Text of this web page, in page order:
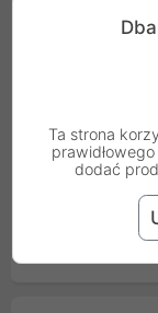
EAN
Osoba
Uniwersalna
Ta strona
dodać